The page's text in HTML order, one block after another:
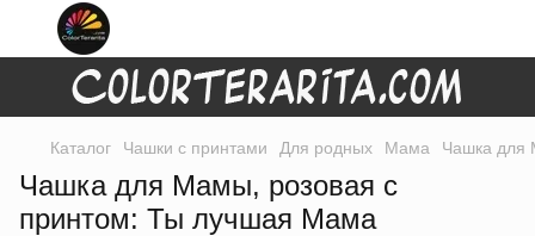
Каталог Чашки с принтами Для родных Мама Чашка для
Чашка для Мамы, розовая с
принтом: Ты лучшая Мама